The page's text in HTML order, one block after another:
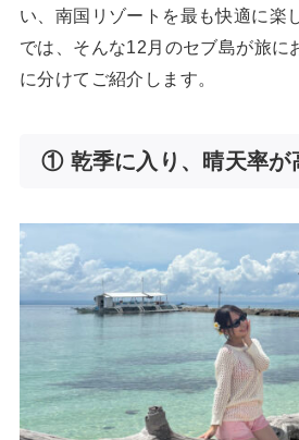
い、南国リゾートを最も快適に楽
では、そんな12月のセブ島が旅に
に分けてご紹介します。
① 乾季に入り、晴天率が